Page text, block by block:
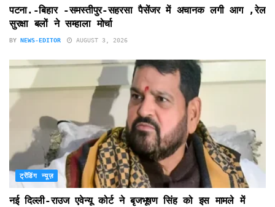
पटना.-बिहार -समस्तीपुर-सहरसा पैसेंजर में अचानक लगी आग ,रेल
सुरक्षा बलों ने सम्हाला मोर्चा
BY NEWS-EDITOR AUGUST 3, 2026
ट्रेंडिंग न्यूज़
नई दिल्ली-राउज एवेन्यू कोर्ट ने बृजभूषण सिंह को इस मामले में